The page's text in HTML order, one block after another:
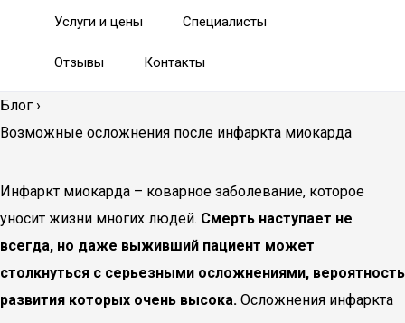
Услуги и цены Специалисты
Отзывы Контакты
Блог ›
Возможные осложнения после инфаркта миокарда
Инфаркт миокарда – коварное заболевание, которое
уносит жизни многих людей. Смерть наступает не
всегда, но даже выживший пациент может
столкнуться с серьезными осложнениями, вероятность
развития которых очень высока. Осложнения инфаркта